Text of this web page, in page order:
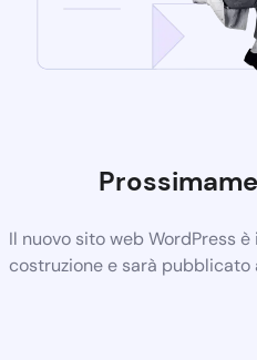
Il nuovo sito web WordPress è
costruzione e sarà pubblicato